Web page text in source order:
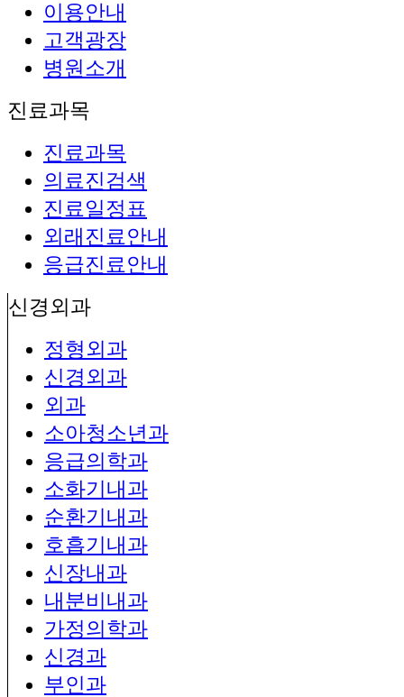
이용안내
고객광장
병원소개
진료과목
진료과목
의료진검색
진료일정표
외래진료안내
응급진료안내
신경외과
정형외과
신경외과
외과
소아청소년과
응급의학과
소화기내과
순환기내과
호흡기내과
신장내과
내분비내과
가정의학과
신경과
부인과